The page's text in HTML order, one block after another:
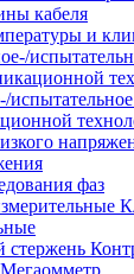
кабеля
и
фаз
Мегаомметр